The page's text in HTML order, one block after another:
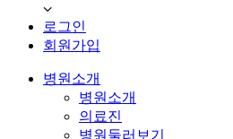
로그인
회원가입
병원소개
병원소개
의료진
병원둘러보기